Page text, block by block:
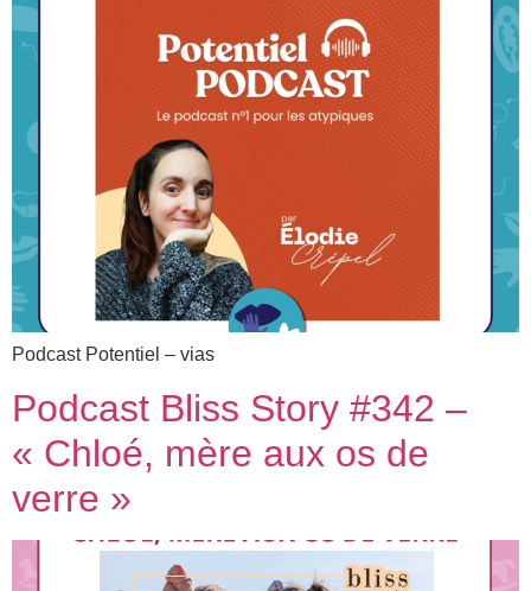
Podcast Potentiel – vias
Podcast Bliss Story #342 –
« Chloé, mère aux os de
verre »